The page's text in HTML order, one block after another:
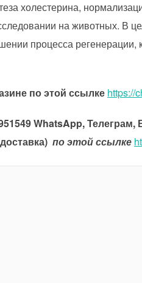
холестерина,
на животных. В
процесса
по этой ссылке https://
WhatsApp, Телеграм,
по этой ссылке